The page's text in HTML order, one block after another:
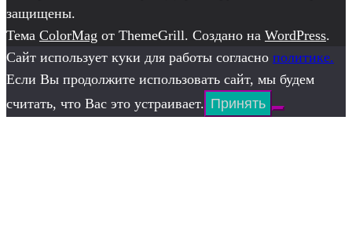
защищены.
Тема ColorMag от ThemeGrill. Создано на WordPress.
Сайт использует куки для работы согласно политике.
Если Вы продолжите использовать сайт, мы будем
считать, что Вас это устраивает. Принять